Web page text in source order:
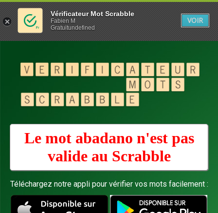
Le mot abadano n'est pas
valide au Scrabble
Téléchargez notre appli pour vérifier vos mots facilement :
Vérificateur Mot Scrabble
Fabien M
Gratuitundefined
VOIR